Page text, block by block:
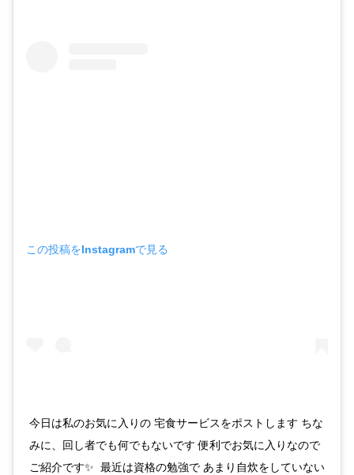
この投稿をInstagramで見る
今日は私のお気に入りの 宅食サービスをポストします ちな
みに、回し者でも何でもないです 便利でお気に入りなので
ご紹介です✨ ㅤㅤㅤㅤㅤㅤㅤㅤㅤㅤㅤ 最近は資格の勉強で あまり自炊をしていない